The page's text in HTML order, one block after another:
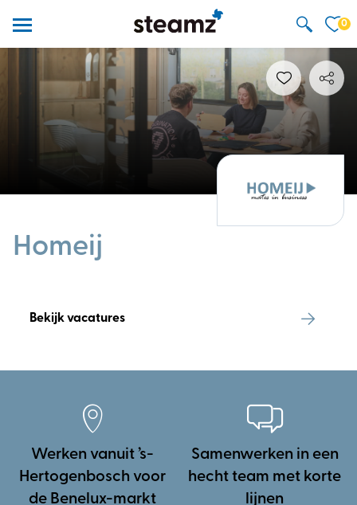
0
Homeij
Bekijk vacatures
Werken vanuit ’s-
Hertogenbosch voor
de Benelux-markt
Samenwerken in een
hecht team met korte
lijnen